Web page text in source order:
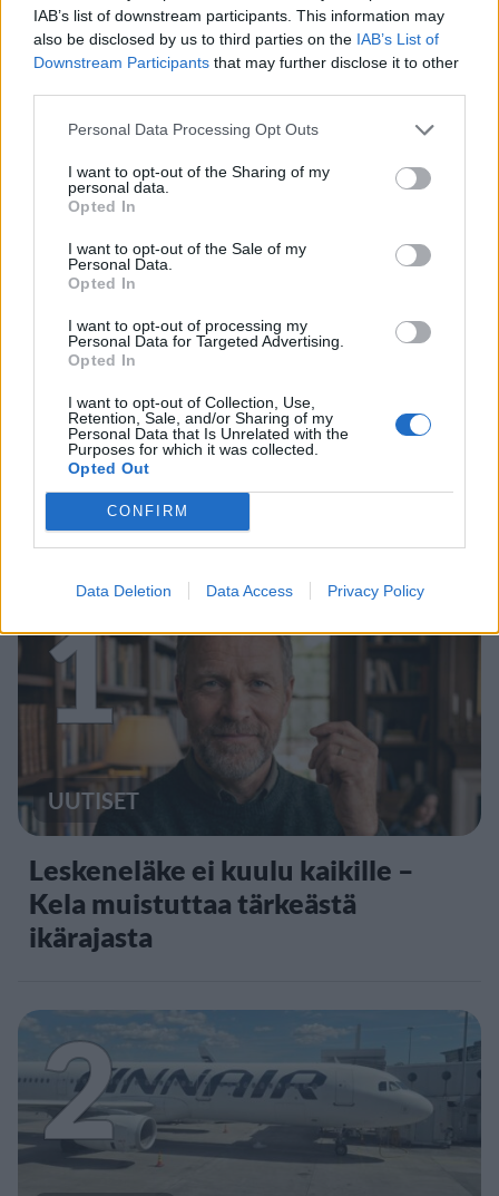
IAB’s list of downstream participants. This information may
also be disclosed by us to third parties on the IAB’s List of
Downstream Participants that may further disclose it to other
Personal Data Processing Opt Outs
I want to opt-out of the Sharing of my
personal data.
Opted In
I want to opt-out of the Sale of my
Personal Data.
Opted In
I want to opt-out of processing my
Personal Data for Targeted Advertising.
Opted In
I want to opt-out of Collection, Use,
Retention, Sale, and/or Sharing of my
Personal Data that Is Unrelated with the
Purposes for which it was collected.
Opted Out
CONFIRM
Data Deletion Data Access Privacy Policy
Staran luetuimmat
1
UUTISET
Leskeneläke ei kuulu kaikille –
Kela muistuttaa tärkeästä
ikärajasta
2